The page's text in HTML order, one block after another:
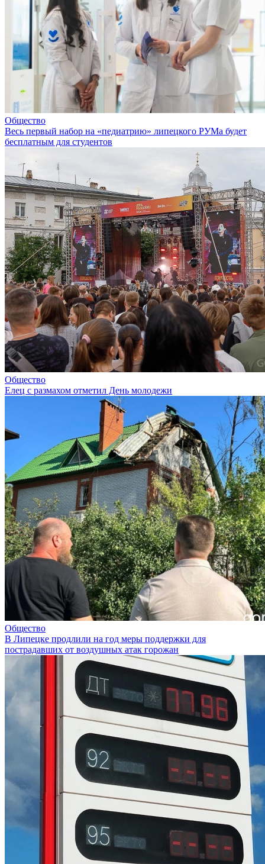
Общество
Весь первый набор на «педиатрию» липецкого РУМа будет
бесплатным для студентов
Общество
Елец с размахом отметил День молодежи
Общество
В Липецке продлили на год меры поддержки для
пострадавших от воздушных атак горожан